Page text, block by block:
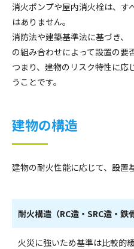
消火ポンプや屋内消火栓は、す
はありません。
消防法や建築基準法に基づき、
の組み合わせによって設置の要
つまり、建物のリスク特性に応
うことです。
建物の構造
建物の耐火性能に応じて、設置
耐火構造（RC造・SRC造・鉄
火災に強いため基準は比較的緩